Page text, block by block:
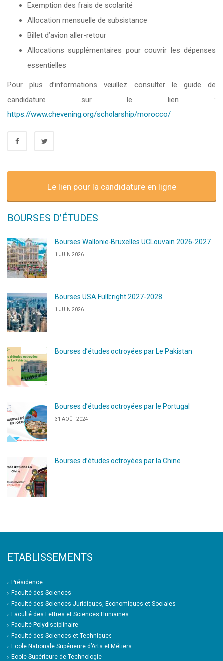
Exemption des frais de scolarité
Allocation mensuelle de subsistance
Billet d’avion aller-retour
Allocations supplémentaires pour couvrir les dépenses
essentielles
Pour plus d’informations veuillez consulter le guide de
candidature sur le lien :
https://www.chevening.org/scholarship/morocco/
Le lien pour la candidature en ligne
BOURSES D’ÉTUDES
Bourses Wallonie-Bruxelles UCLouvain 2026-2027
1 JUIN 2026
Bourses USA Fullbright 2027-2028
1 JUIN 2026
Bourses d’études octroyées par Le Pakistan
Bourses d’études octroyées par le Portugal
31 AOÛT 2024
Bourses d’études octroyées par la Chine
ETABLISSEMENTS
Présidence
Faculté des Sciences
Faculté des Sciences Juridiques, Economiques et Sociales
Faculté des Lettres et Sciences Humaines
Faculté Polydisciplinaire
Faculté des Sciences et Techniques
Ecole Nationale Supérieure d’Arts et Métiers
Ecole Supérieure de Technologie